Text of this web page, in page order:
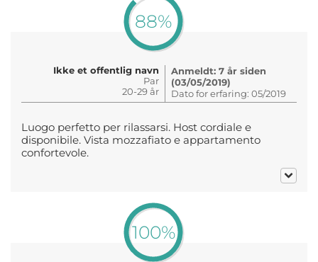
88%
Ikke et offentlig navn
Par
20-29 år
Anmeldt: 7 år siden
(03/05/2019)
Dato for erfaring: 05/2019
Luogo perfetto per rilassarsi. Host cordiale e
disponibile. Vista mozzafiato e appartamento
confortevole.
100%